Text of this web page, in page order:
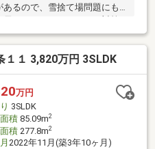
るので、雪捨て場問題にも
はフェンスでバッチリ対策
店の目の前！ 日々のお買い
いため入れ替えをオススメ
１１ 3,820万円 3SLDK
万円
3SLDK
積85.09m2
積277.8m2
2022年11月(築3年10ヶ月)